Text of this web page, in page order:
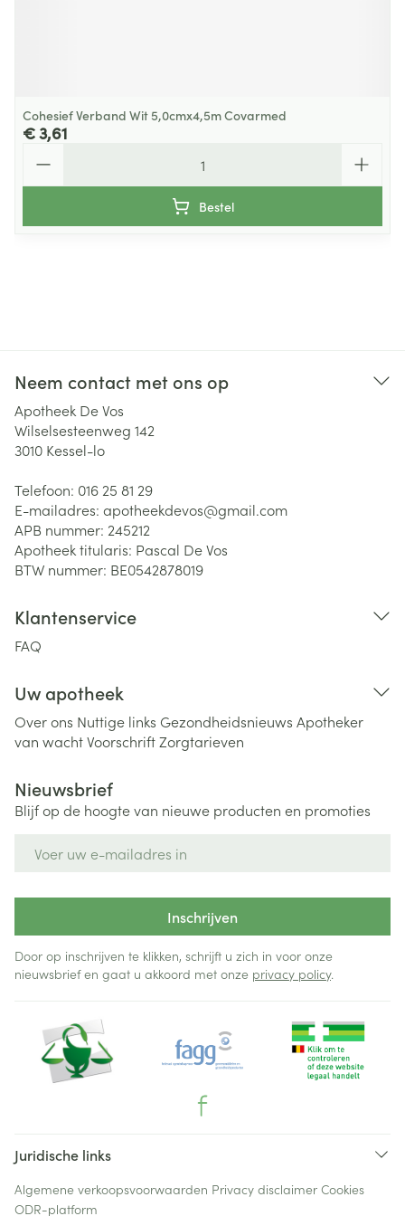
Cohesief Verband Wit 5,0cmx4,5m Covarmed
€ 3,61
Bestel
Neem contact met ons op
Apotheek De Vos
Wilselsesteenweg 142
3010 Kessel-lo
Telefoon: 016 25 81 29
E-mailadres: apotheekdevos@gmail.com
APB nummer: 245212
Apotheek titularis: Pascal De Vos
BTW nummer: BE0542878019
Klantenservice
FAQ
Uw apotheek
Over ons Nuttige links Gezondheidsnieuws Apotheker
van wachtVoorschriftZorgtarieven
Nieuwsbrief
Blijf op de hoogte van nieuwe producten en promoties
Inschrijven
Door op inschrijven te klikken, schrijft u zich in voor onze
nieuwsbrief en gaat u akkoord met onze privacy policy.
Juridische links
Algemene verkoopsvoorwaarden Privacy disclaimer Cookies
ODR-platform